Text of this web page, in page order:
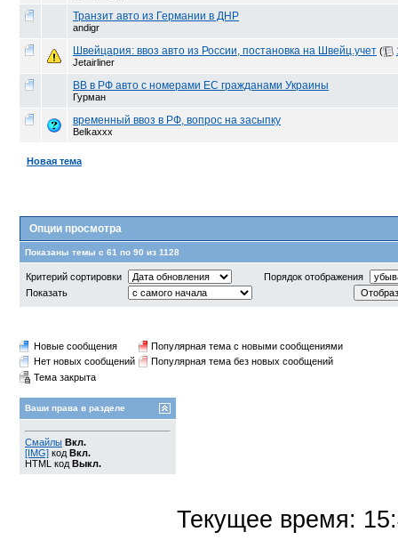
Транзит авто из Германии в ДНР
andigr
Швейцария: ввоз авто из России, постановка на Швейц.учет (
Jetairliner
ВВ в РФ авто с номерами ЕС гражданами Украины
Гурман
временный ввоз в РФ, вопрос на засыпку
Belkaxxx
Новая тема
Опции просмотра
Показаны темы с 61 по 90 из 1128
Критерий сортировки
Порядок отображения
Показать
Новые сообщения
Популярная тема с новыми сообщениями
Нет новых сообщений
Популярная тема без новых сообщений
Тема закрыта
Ваши права в разделе
Смайлы Вкл.
[IMG] код Вкл.
HTML код Выкл.
Текущее время: